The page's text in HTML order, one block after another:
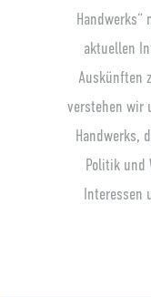
aktuellen
Auskünften
verstehen wir
Handwerks,
Politik und
Interessen